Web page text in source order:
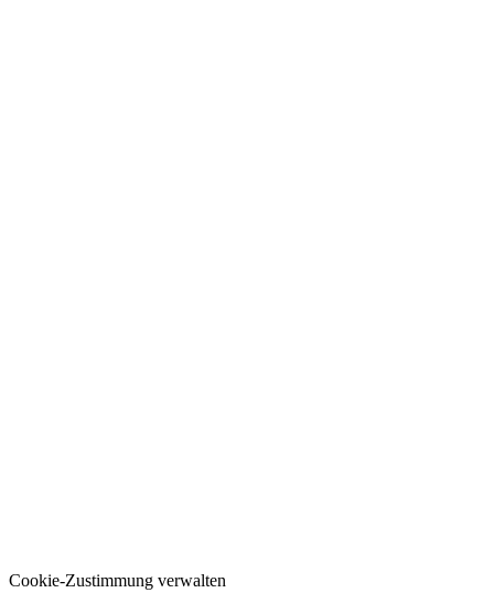
Cookie-Zustimmung verwalten